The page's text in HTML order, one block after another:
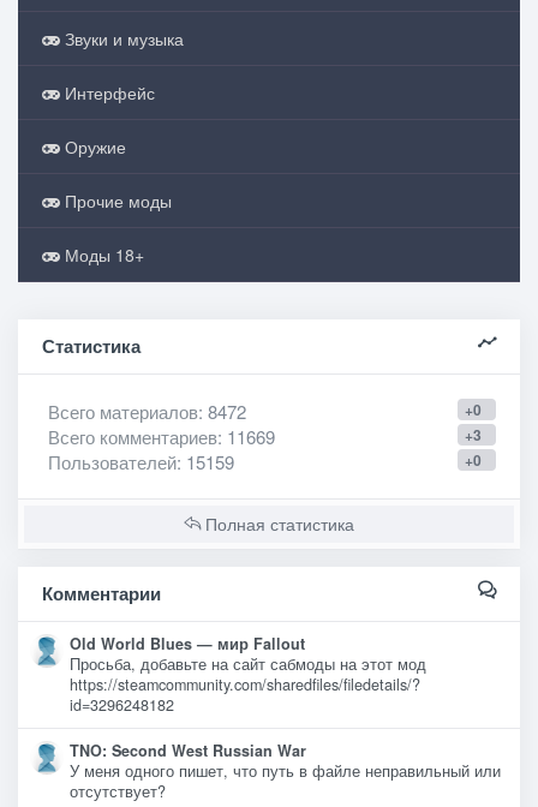
Звуки и музыка
Интерфейс
Оружие
Прочие моды
Моды 18+
Статистика
+0
Всего материалов: 8472
+3
Всего комментариев: 11669
+0
Пользователей: 15159
Полная статистика
Комментарии
Old World Blues — мир Fallout
Просьба, добавьте на сайт сабмоды на этот мод
https://steamcommunity.com/sharedfiles/filedetails/?
id=3296248182
TNO: Second West Russian War
У меня одного пишет, что путь в файле неправильный или
отсутствует?